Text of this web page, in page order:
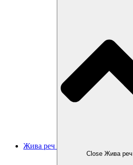
Жива реч
Close Жива реч